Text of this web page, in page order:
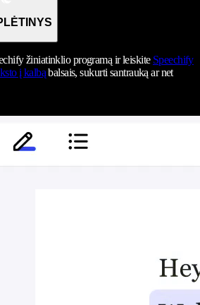
žiniatinklio programą ir leiskite Speechify
į kalbąbalsais, sukurti santrauką ar net